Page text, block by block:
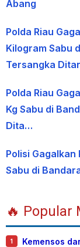
Abang
Polda Riau
Kilogram Sabu
Tersangka
Polda Riau
Kg Sabu di
Dita…
Polisi Gagalkan
Sabu di
🔥 Popular
1
Kemensos